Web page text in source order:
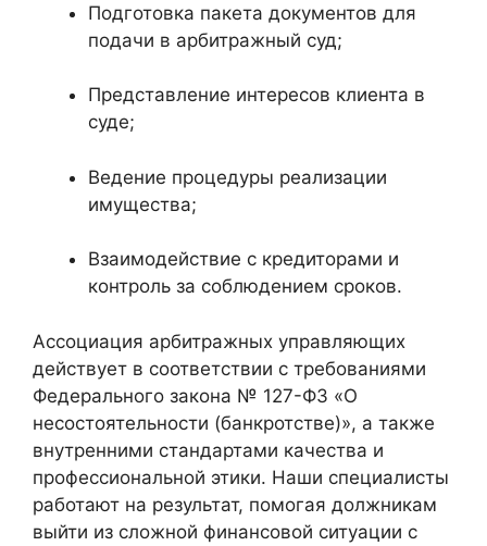
Подготовка пакета документов для
подачи в арбитражный суд;
Представление интересов клиента в
суде;
Ведение процедуры реализации
имущества;
Взаимодействие с кредиторами и
контроль за соблюдением сроков.
Ассоциация арбитражных управляющих
действует в соответствии с требованиями
Федерального закона № 127-ФЗ «О
несостоятельности (банкротстве)», а также
внутренними стандартами качества и
профессиональной этики. Наши специалисты
работают на результат, помогая должникам
выйти из сложной финансовой ситуации с